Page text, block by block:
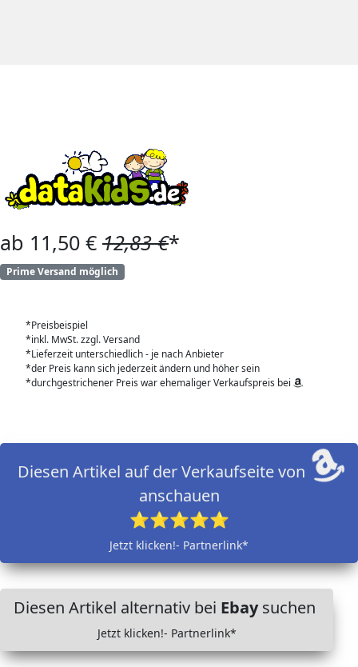
ab 11,50 € 12,83 €*
Prime Versand möglich
*Preisbeispiel
*inkl. MwSt. zzgl. Versand
*Lieferzeit unterschiedlich - je nach Anbieter
*der Preis kann sich jederzeit ändern und höher sein
*durchgestrichener Preis war ehemaliger Verkaufspreis bei
Diesen Artikel auf der Verkaufseite von
anschauen
⭐⭐⭐⭐⭐
Jetzt klicken!- Partnerlink*
Diesen Artikel alternativ bei Ebaysuchen
Jetzt klicken!- Partnerlink*